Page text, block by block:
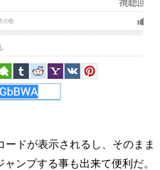
ドが表示されるし、 そのまま
ンプする事も出来て便利だ。